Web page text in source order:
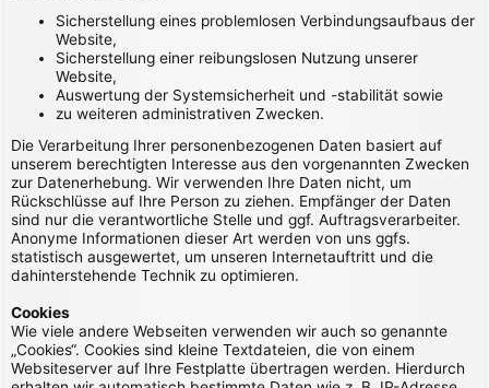
Sicherstellung eines problemlosen Verbindungsaufbaus der
Website,
Sicherstellung einer reibungslosen Nutzung unserer
Website,
Auswertung der Systemsicherheit und -stabilität sowie
zu weiteren administrativen Zwecken.
Die Verarbeitung Ihrer personenbezogenen Daten basiert auf
unserem berechtigten Interesse aus den vorgenannten Zwecken
zur Datenerhebung. Wir verwenden Ihre Daten nicht, um
Rückschlüsse auf Ihre Person zu ziehen. Empfänger der Daten
sind nur die verantwortliche Stelle und ggf. Auftragsverarbeiter.
Anonyme Informationen dieser Art werden von uns ggfs.
statistisch ausgewertet, um unseren Internetauftritt und die
dahinterstehende Technik zu optimieren.
Cookies
Wie viele andere Webseiten verwenden wir auch so genannte
„Cookies“. Cookies sind kleine Textdateien, die von einem
Websiteserver auf Ihre Festplatte übertragen werden. Hierdurch